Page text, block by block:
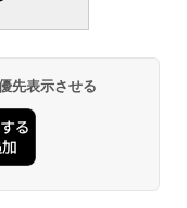
ンダイ スピリッツ)
ンジャ[カラーA] 色
MARUI) ガスブロー
20式 5.56mm
ブローバック
プコート 水性プレ
スプレー 光沢 88ml
先表示させる